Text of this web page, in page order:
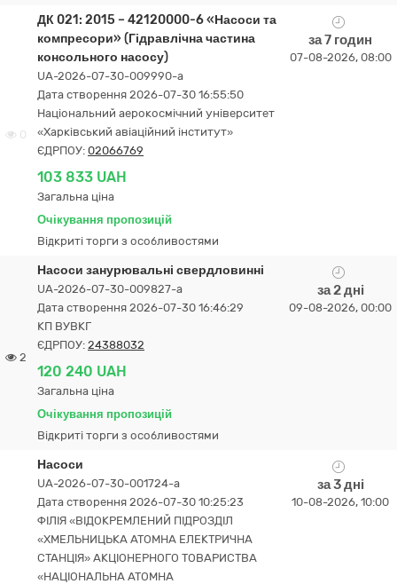
0
ДК 021: 2015 – 42120000-6 «Насоси та
компресори» (Гідравлічна частина
консольного насосу)
UA-2026-07-30-009990-a
Дата створення 2026-07-30 16:55:50
Національний аерокосмічний університет
«Харківський авіаційний інститут»
ЄДРПОУ: 02066769
103 833 UAH
Загальна ціна
Очікування пропозицій
Відкриті торги з особливостями
за 7 годин
07-08-2026, 08:00
2
Насоси занурювальні свердловинні
UA-2026-07-30-009827-a
Дата створення 2026-07-30 16:46:29
КП ВУВКГ
ЄДРПОУ: 24388032
120 240 UAH
Загальна ціна
Очікування пропозицій
Відкриті торги з особливостями
за 2 дні
09-08-2026, 00:00
Насоси
UA-2026-07-30-001724-a
Дата створення 2026-07-30 10:25:23
ФІЛІЯ «ВІДОКРЕМЛЕНИЙ ПІДРОЗДІЛ
«ХМЕЛЬНИЦЬКА АТОМНА ЕЛЕКТРИЧНА
СТАНЦІЯ» АКЦІОНЕРНОГО ТОВАРИСТВА
«НАЦІОНАЛЬНА АТОМНА
за 3 дні
10-08-2026, 10:00